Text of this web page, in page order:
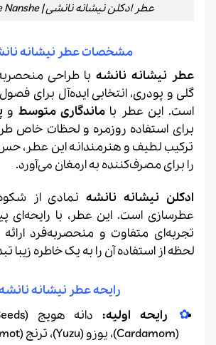
عطر ادکلن نیشانه نانشی | Nishane Nanshe
مشخصات عطر نیشانه
عطر نیشانه نانشهبا طراحی
گلی و پودری، انتخابی ایده‌آل برای
است. این عطر با ماندگاری متوسط و
برای استفاده روزمره و لحظات خاص
ترکیب لطیف و هنرمندانه این عطر،
را برای مصرف‌کننده به ارمغان می‌آورد.
ادکلن نیشانه نانشهنمادی از
عطرسازی است. این عطر، با رایحه‌ای
تجربه‌ای متفاوت و منحصر‌به‌فرد
لحظه از استفاده آن را به یک خاطره زیبا
رایحه عطر نیشانه
رایحه اولیه:
(Cardamom)، یوزو (Yuzu)، ترنج (Bergamot)